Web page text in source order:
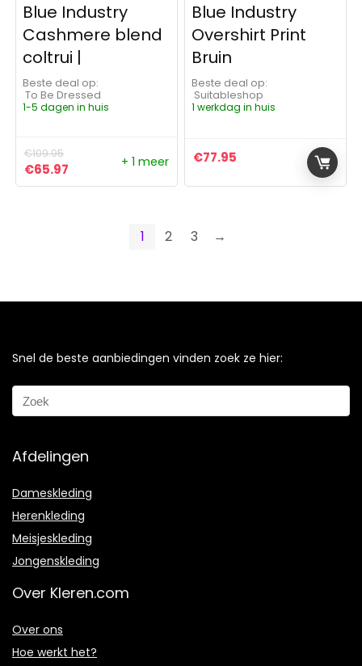
Blue Industry
Cashmere blend
coltrui |
Beste deal op:
To Be Dressed
1-5 dagen in huis
€109.95
Oorspronkelijke prijs was: €109.95.
€65.97 Huidige prijs is: €65.97.
+ 1 meer
Blue Industry
Overshirt Print
Bruin
Beste deal op:
Suitableshop
1 werkdag in huis
€77.95
1 2 3 →
Snel de beste aanbiedingen vinden zoek ze hier:
Afdelingen
Dameskleding
Herenkleding
Meisjeskleding
Jongenskleding
Over Kleren.com
Over ons
Hoe werkt het?